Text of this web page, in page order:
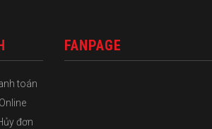
toán
đơn
FANPAGE